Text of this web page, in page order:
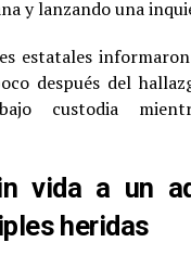
y lanzando una
estatales
después del
custodia
vida a un
heridas